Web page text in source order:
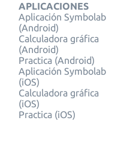
APLICACIONES
Aplicación Symbolab
(Android)
Calculadora gráfica
(Android)
Practica (Android)
Aplicación Symbolab
(iOS)
Calculadora gráfica
(iOS)
Practica (iOS)